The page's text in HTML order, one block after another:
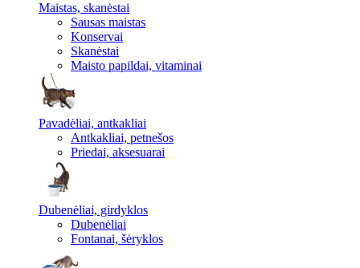
Maistas, skanėstai
Sausas maistas
Konservai
Skanėstai
Maisto papildai, vitaminai
Pavadėliai, antkakliai
Antkakliai, petnešos
Priedai, aksesuarai
Dubenėliai, girdyklos
Dubenėliai
Fontanai, šėryklos